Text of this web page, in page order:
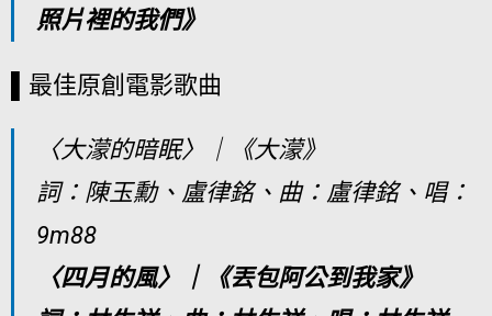
照片裡的我們》
▌最佳原創電影歌曲
〈大濛的暗眠〉｜《大濛》
詞：陳玉勳、盧律銘、曲：盧律銘、唱：
9m88
〈四月的風〉｜《丟包阿公到我家》